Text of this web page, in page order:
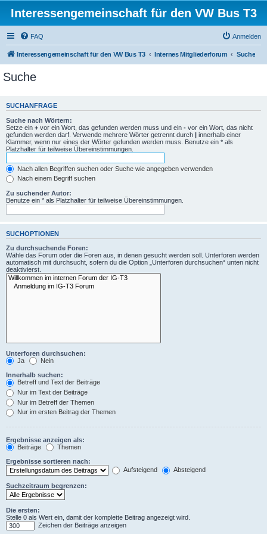
Interessengemeinschaft für den VW Bus T3
FAQ Anmelden
Interessengemeinschaft für den VW Bus T3 Internes Mitgliederforum Suche
Suche
SUCHANFRAGE
Suche nach Wörtern:
Setze ein + vor ein Wort, das gefunden werden muss und ein - vor ein Wort, das nicht
gefunden werden darf. Verwende mehrere Wörter getrennt durch | innerhalb einer
Klammer, wenn nur eines der Wörter gefunden werden muss. Benutze ein * als
Platzhalter für teilweise Übereinstimmungen.
Nach allen Begriffen suchen oder Suche wie angegeben verwenden
Nach einem Begriff suchen
Zu suchender Autor:
Benutze ein * als Platzhalter für teilweise Übereinstimmungen.
SUCHOPTIONEN
Zu durchsuchende Foren:
Wähle das Forum oder die Foren aus, in denen gesucht werden soll. Unterforen werden
automatisch mit durchsucht, sofern du die Option „Unterforen durchsuchen“ unten nicht
deaktivierst.
Unterforen durchsuchen:
Ja
Nein
Innerhalb suchen:
Betreff und Text der Beiträge
Nur im Text der Beiträge
Nur im Betreff der Themen
Nur im ersten Beitrag der Themen
Ergebnisse anzeigen als:
Beiträge
Themen
Ergebnisse sortieren nach:
Aufsteigend
Absteigend
Suchzeitraum begrenzen:
Die ersten:
Stelle 0 als Wert ein, damit der komplette Beitrag angezeigt wird.
Zeichen der Beiträge anzeigen